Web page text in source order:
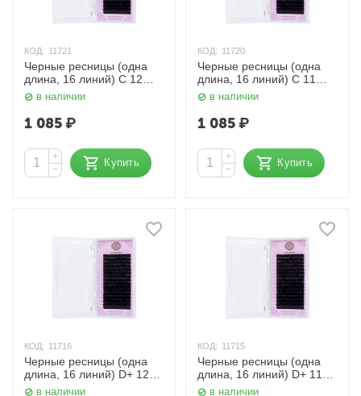
КОД: 11721
Черные ресницы (одна
длина, 16 линий) C 12
мм. 0,10 мм. Enigma
в наличии
1 085₽
+
−
Купить
КОД: 11720
Черные ресницы (одна
длина, 16 линий) C 11
мм. 0,10 мм. Enigma
в наличии
1 085₽
+
−
Купить
КОД: 11716
Черные ресницы (одна
длина, 16 линий) D+ 12
мм. 0,085 мм. Enigma
в наличии
КОД: 11715
Черные ресницы (одна
длина, 16 линий) D+ 11
мм. 0,085 мм. Enigma
в наличии